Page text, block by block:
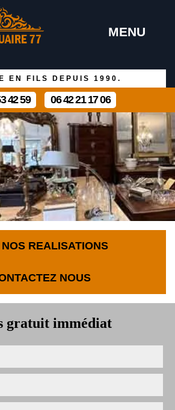
MENU
EN FILS DEPUIS 1990.
42 59 06 42 21 17 06
REALISATIONS
NOUS
gratuit immédiat